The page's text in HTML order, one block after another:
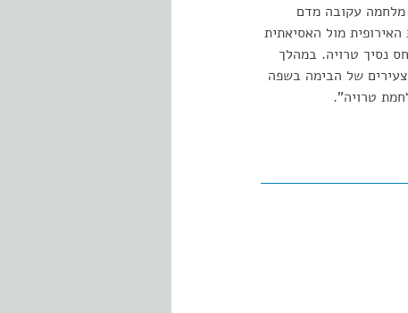
מלחמה עקובה מדם
מול האסיאתית
נסיך טרויה. במהלך
של הבימה בשפה
טרויה".